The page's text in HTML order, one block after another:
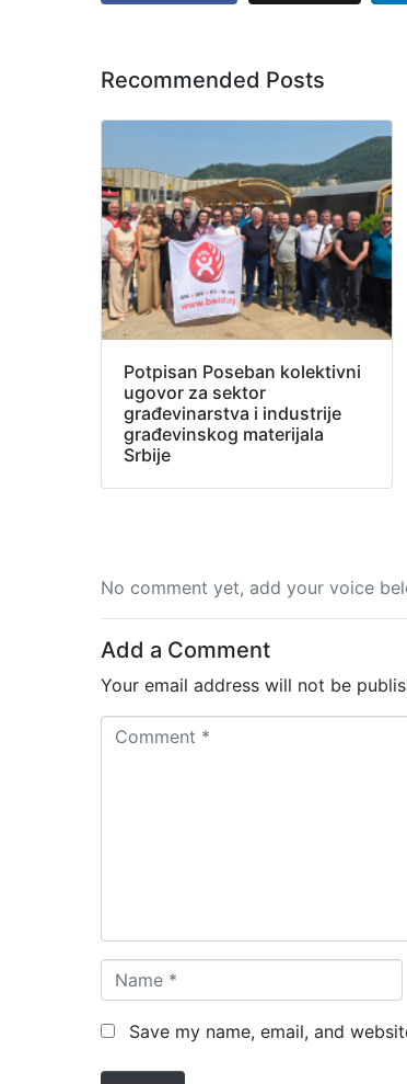
Recommended Posts
Potpisan Poseban kolektivni
ugovor za sektor
građevinarstva i industrije
građevinskog materijala
Srbije
No comment yet, add your voice
Add a Comment
Your email address will not be
a
m
*
Save my name, email, and